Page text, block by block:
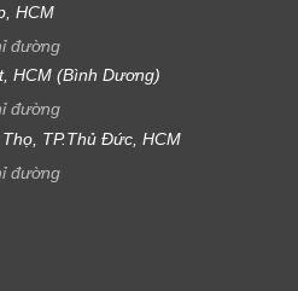
HCM
đường
HCM (Bình Dương)
đường
TP.Thủ Đức, HCM
đường